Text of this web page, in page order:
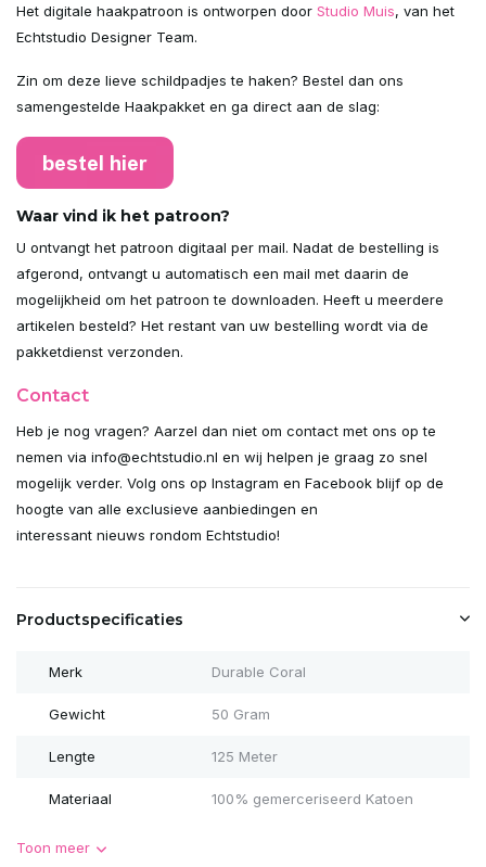
Het digitale haakpatroon is ontworpen door Studio Muis, van het
Echtstudio Designer Team.
Zin om deze lieve schildpadjes te haken? Bestel dan ons
samengestelde Haakpakket en ga direct aan de slag:
Waar vind ik het patroon?
U ontvangt het patroon digitaal per mail. Nadat de bestelling is
afgerond, ontvangt u automatisch een mail met daarin de
mogelijkheid om het patroon te downloaden. Heeft u meerdere
artikelen besteld? Het restant van uw bestelling wordt via de
pakketdienst verzonden.
Contact
Heb je nog vragen? Aarzel dan niet om contact met ons op te
nemen via info@echtstudio.nl en wij helpen je graag zo snel
mogelijk verder. Volg ons op Instagram en Facebook blijf op de
hoogte van alle exclusieve aanbiedingen en
interessant nieuws rondom Echtstudio!
Productspecificaties
Merk Durable Coral
Gewicht 50 Gram
Lengte 125 Meter
Materiaal 100% gemerceriseerd Katoen
Toon meer